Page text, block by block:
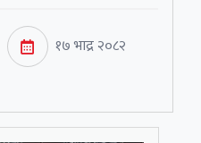
१७ भाद्र २०८२